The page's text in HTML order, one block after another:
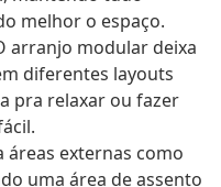
melhor o espaço.
arranjo modular deixa
diferentes layouts
pra relaxar ou fazer
áreas externas como
uma área de assento